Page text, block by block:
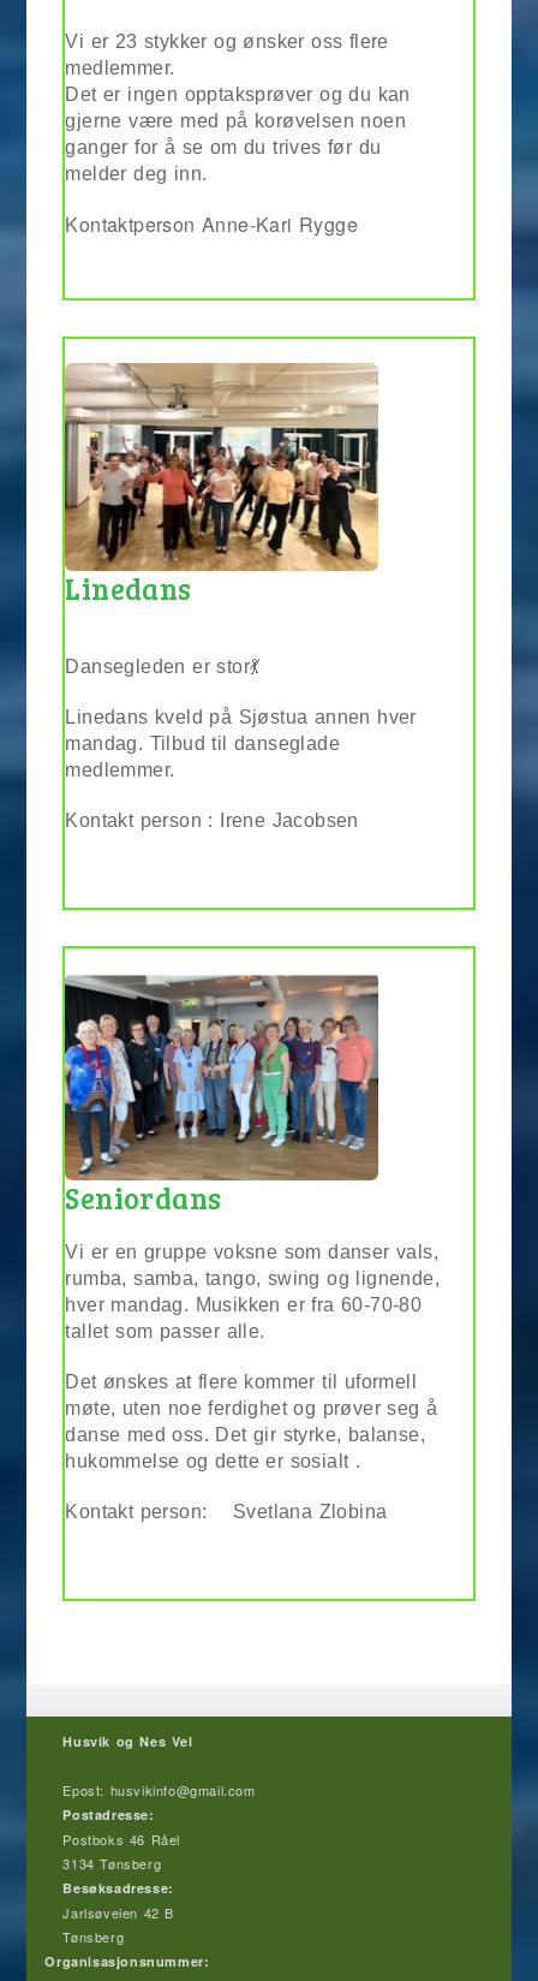
Vi er 23 stykker og ønsker oss flere
medlemmer.
Det er ingen opptaksprøver og du kan
gjerne være med på korøvelsen noen
ganger for å se om du trives før du
melder deg inn.
Kontaktperson Anne-Kari Rygge
Linedans
Dansegleden er stor💃
Linedans kveld på Sjøstua annen hver
mandag. Tilbud til danseglade
medlemmer.
Kontakt person : Irene Jacobsen
Seniordans
Vi er en gruppe voksne som danser vals,
rumba, samba, tango, swing og lignende,
hver mandag. Musikken er fra 60-70-80
tallet som passer alle.
Det ønskes at flere kommer til uformell
møte, uten noe ferdighet og prøver seg å
danse med oss. Det gir styrke, balanse,
hukommelse og dette er sosialt .
Kontakt person: Svetlana Zlobina
Husvik og Nes Vel
Epost: husvikinfo@gmail.com
Postadresse:
Postboks 46 Råel
3134 Tønsberg
Besøksadresse:
Jarlsøveien 42 B
Tønsberg
Organisasjonsnummer: